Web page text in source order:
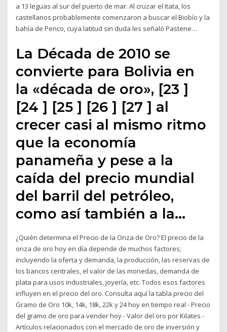
a 13 leguas al sur del puerto de mar. Al cruzar el Itata, los
castellanos probablemente comenzaron a buscar el Biobío y la
bahía de Penco, cuya latitud sin duda les señaló Pastene…
La Década de 2010 se
convierte para Bolivia en
la «década de oro», [23 ]
[24 ] [25 ] [26 ] [27 ] al
crecer casi al mismo ritmo
que la economía
panameña y pese a la
caída del precio mundial
del barril del petróleo,
como así también a la…
¿Quién determina el Precio de la Onza de Oro? El precio de la
onza de oro hoy en día depende de muchos factores;
incluyendo la oferta y demanda, la producción, las reservas de
los bancos centrales, el valor de las monedas, demanda de
plata para usos industriales, joyería, etc. Todos esos factores
influyen en el precio del oro. Consulta aquí la tabla precio del
Gramo de Oro 10k, 14k, 18k, 22k y 24 hoy en tiempo real - Precio
del gramo de oro para vender hoy - Valor del oro por Kilates -
Artículos relacionados con el mercado de oro de inversión y